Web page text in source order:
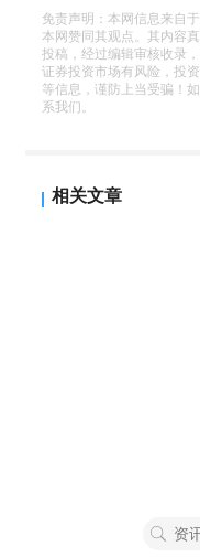
免责声明：本网信息来自
本网赞同其观点。其内容
投稿，经过编辑审核收录
证券投资市场有风险，投
等信息，谨防上当受骗！
系我们。
相关文章